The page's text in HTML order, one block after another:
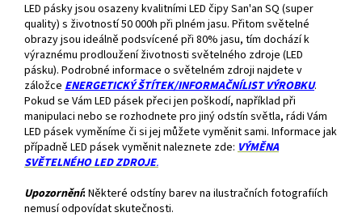
LED pásky jsou osazeny kvalitními LED čipy San'an SQ (super
quality) s životností 50 000h při plném jasu. Přitom světelné
obrazy jsou ideálně podsvícené při 80% jasu, tím dochází k
výraznému prodloužení životnosti světelného zdroje (LED
pásku). Podrobné informace o světelném zdroji najdete v
záložce ENERGETICKÝ ŠTÍTEK/INFORMAČNÍLIST VÝROBKU.
Pokud se Vám LED pásek přeci jen poškodí, například při
manipulaci nebo se rozhodnete pro jiný odstín světla, rádi Vám
LED pásek vyměníme či si jej můžete vyměnit sami. Informace jak
případně LED pásek vyměnit naleznete zde: VÝMĚNA
SVĚTELNÉHO LED ZDROJE.
Upozornění: Některé odstíny barev na ilustračních fotografiích
nemusí odpovídat skutečnosti.